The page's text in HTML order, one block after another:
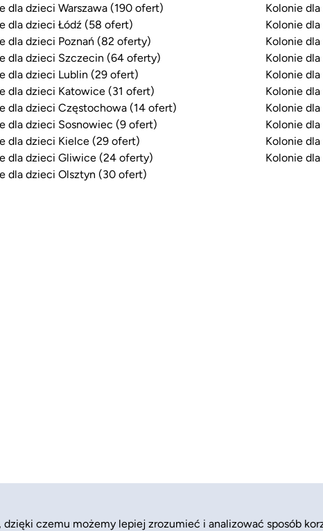
dla dzieci Warszawa (190 ofert)
Kolonie
dla dzieci Łódź (58 ofert)
Kolonie
dla dzieci Poznań (82 oferty)
Kolonie
dla dzieci Szczecin (64 oferty)
Kolonie
dla dzieci Lublin (29 ofert)
Kolonie
dla dzieci Katowice (31 ofert)
Kolonie
dla dzieci Częstochowa (14 ofert)
Kolonie
dla dzieci Sosnowiec (9 ofert)
Kolonie
dla dzieci Kielce (29 ofert)
Kolonie
dla dzieci Gliwice (24 oferty)
Kolonie
dla dzieci Olsztyn (30 ofert)
czemu możemy lepiej zrozumieć i analizować sposób